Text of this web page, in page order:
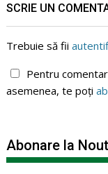
SCRIE UN
Trebuie să fii
Pentru
asemenea, te poți
Abonare la